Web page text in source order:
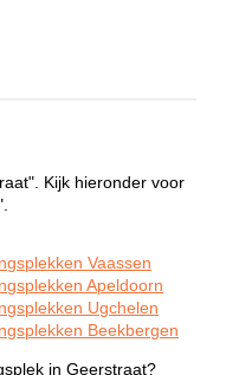
Kijk hieronder voor
Vaassen
Apeldoorn
Ugchelen
Beekbergen
in Geerstraat?